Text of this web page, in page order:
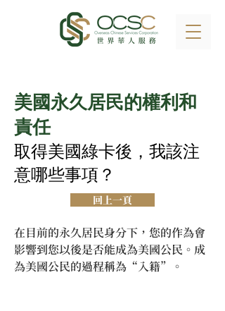
美國永久居民的權利和
責任
取得美國綠卡後，我該注
意哪些事項？
回上一頁
在目前的永久居民身分下，您的作為會
影響到您以後是否能成為美國公民。成
為美國公民的過程稱為“入籍”。